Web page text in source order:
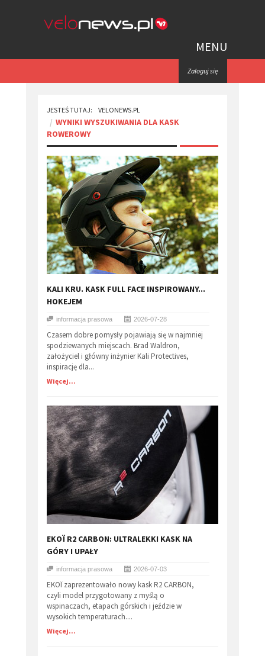
MENU
Zaloguj się
JESTEŚ TUTAJ: VELONEWS.PL
WYNIKI WYSZUKIWANIA DLA KASK
ROWEROWY
​KALI KRU. KASK FULL FACE INSPIROWANY...
HOKEJEM
informacja prasowa 2026-07-28
Czasem dobre pomysły pojawiają się w najmniej
spodziewanych miejscach. Brad Waldron,
założyciel i główny inżynier Kali Protectives,
inspirację dla...
Więcej...
EKOÏ R2 CARBON: ULTRALEKKI KASK NA
GÓRY I UPAŁY
informacja prasowa 2026-07-03
EKOÏ zaprezentowało nowy kask R2 CARBON,
czyli model przygotowany z myślą o
wspinaczach, etapach górskich i jeździe w
wysokich temperaturach....
Więcej...